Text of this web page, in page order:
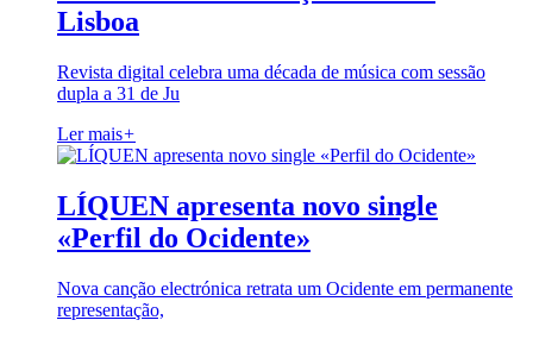
Lisboa
Revista digital celebra uma década de música com sessão
dupla a 31 de Ju
Ler mais+
LÍQUEN apresenta novo single
«Perfil do Ocidente»
Nova canção electrónica retrata um Ocidente em permanente
representação,